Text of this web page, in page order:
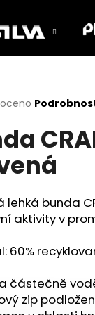
lehká bunda
aktivity v
60%
částečně
zip